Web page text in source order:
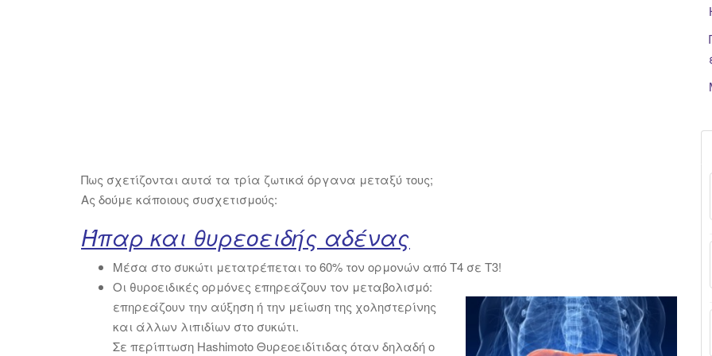
Πως σχετίζονται αυτά τα τρία ζωτικά όργανα μεταξύ τους;
Ας δούμε κάποιους συσχετισμούς:
Ήπαρ και θυρεοειδής αδένας
Μέσα στο συκώτι μετατρέπεται το 60% τον ορμονών από Τ4 σε Τ3!
Οι θυροειδικές ορμόνες επηρεάζουν τον μεταβολισμό:
επηρεάζουν την αύξηση ή την μείωση της χοληστερίνης
και άλλων λιπιδίων στο συκώτι.
Σε περίπτωση Hashimoto Θυρεοειδίτιδας όταν δηλαδή ο